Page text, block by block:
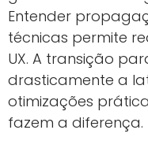
Entender
técnicas permite
UX. A transição
drasticamente a
otimizações
fazem a diferença.